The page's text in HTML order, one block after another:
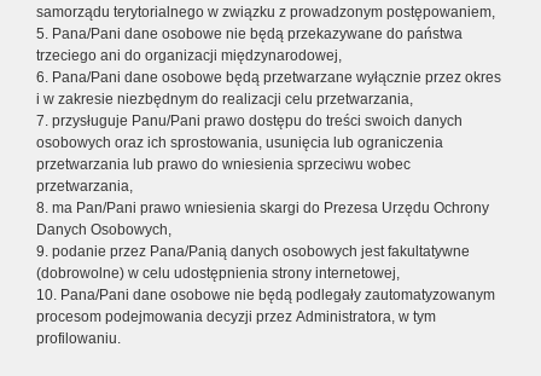
samorządu terytorialnego w związku z prowadzonym postępowaniem,
5. Pana/Pani dane osobowe nie będą przekazywane do państwa
trzeciego ani do organizacji międzynarodowej,
6. Pana/Pani dane osobowe będą przetwarzane wyłącznie przez okres
i w zakresie niezbędnym do realizacji celu przetwarzania,
7. przysługuje Panu/Pani prawo dostępu do treści swoich danych
osobowych oraz ich sprostowania, usunięcia lub ograniczenia
przetwarzania lub prawo do wniesienia sprzeciwu wobec
przetwarzania,
8. ma Pan/Pani prawo wniesienia skargi do Prezesa Urzędu Ochrony
Danych Osobowych,
9. podanie przez Pana/Panią danych osobowych jest fakultatywne
(dobrowolne) w celu udostępnienia strony internetowej,
10. Pana/Pani dane osobowe nie będą podlegały zautomatyzowanym
procesom podejmowania decyzji przez Administratora, w tym
profilowaniu.